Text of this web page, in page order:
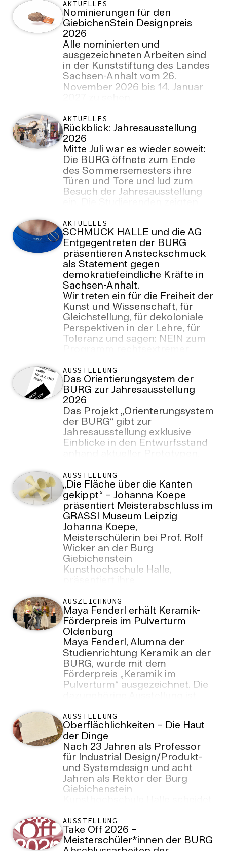
AKTUELLES
Nominierungen für den
GiebichenStein Designpreis
2026
Alle nominierten und
ausgezeichneten Arbeiten sind
in der Kunststiftung des Landes
Sachsen-Anhalt vom 26.
November 2026 bis 14. Januar
AKTUELLES
Rückblick: Jahresausstellung
2026
Mitte Juli war es wieder soweit:
Die BURG öffnete zum Ende
des Sommersemesters ihre
Türen und Tore und lud zum
Besuch der Jahresausstellung
zurückliegenden zwei
Semestern.
AKTUELLES
SCHMUCK HALLE und die AG
Entgegentreten der BURG
präsentieren Ansteckschmuck
als Statement gegen
demokratiefeindliche Kräfte in
Sachsen-Anhalt.
Wir treten ein für die Freiheit der
Kunst und Wissenschaft, für
Gleichstellung, für dekoloniale
Perspektiven in der Lehre, für
Toleranz und sagen: NEIN zum
AUSSTELLUNG
Das Orientierungsystem der
BURG zur Jahresausstellung
2026
Das Projekt „Orienterungsystem
der BURG“ gibt zur
Jahresausstellung exklusive
Einblicke in den Entwurfsstand
AUSSTELLUNG
„Die Fläche über die Kanten
gekippt“ – Johanna Koepe
präsentiert Meisterabschluss im
GRASSI Museum Leipzig
Johanna Koepe,
Meisterschülerin bei Prof. Rolf
Wicker an der Burg
Giebichenstein
Kunsthochschule Halle,
zum 19. Juli 2026 im Grassi
Museum für Angewandte Kunst
Leipzig. Die Arbeiten sind eine
Woche lang in der
Sonderausstellung „GEFÄSS |
SKULPTUR – 4 deutsche und
internationale Keramik seit
1946“ zu sehen. Das öffentliche
Gespräch zur Präsentation
AUSZEICHNUNG
Maya Fenderl erhält Keramik-
Förderpreis im Pulverturm
Oldenburg
Maya Fenderl, Alumna der
Studienrichtung Keramik an der
BURG, wurde mit dem
Förderpreis „Keramik im
Pulverturm“ ausgezeichnet. Die
im Pulverturm am Schloßwall in
Oldenburg zu sehen.
AUSSTELLUNG
Oberflächlichkeiten – Die Haut
der Dinge
Nach 23 Jahren als Professor
für Industrial Design/Produkt-
und Systemdesign und acht
Jahren als Rektor der Burg
Giebichenstein
des Sommersemesters 2026
aus dem Hochschuldienst aus.
AUSSTELLUNG
Take Off 2026 –
Meisterschüler*innen der BURG